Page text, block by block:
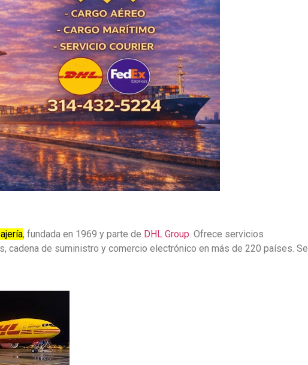
, fundada en 1969 y parte de DHL Group. Ofrece servicios
cadena de suministro y comercio electrónico en más de 220 países. Se